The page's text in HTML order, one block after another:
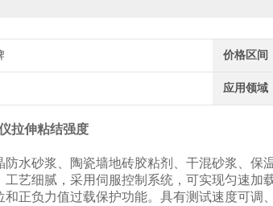
价格区间
应用领域
拉伸粘结强度
水砂浆、陶瓷墙地砖胶粘剂、干混砂浆、保
艺细腻，采用伺服控制系统， 可实现匀速加
正负力值过载保护功能。 具有测试速度可调